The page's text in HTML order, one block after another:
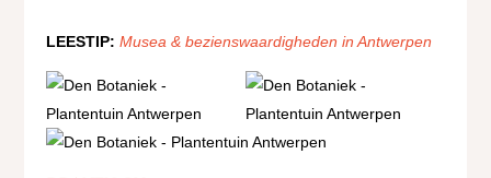
LEESTIP:Musea & bezienswaardigheden in Antwerpen